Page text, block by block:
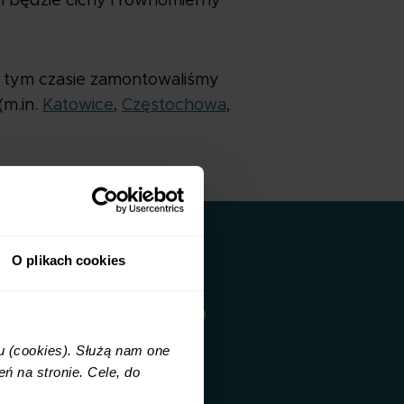
O plikach cookies
Służą nam one
na stronie. Cele, do
czasie zamontowaliśmy
Katowice, Częstochowa,
śląskiego